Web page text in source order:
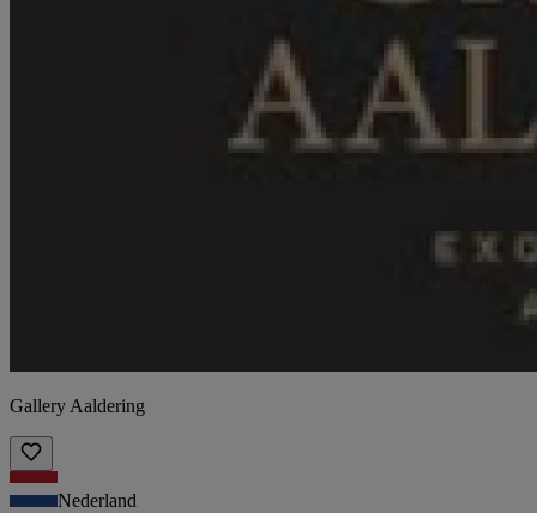
Gallery Aaldering
Nederland